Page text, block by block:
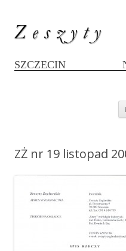
SZCZECIN
ZŻ nr 19 listopad